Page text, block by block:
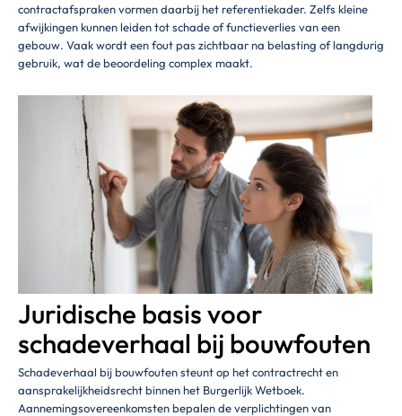
contractafspraken vormen daarbij het referentiekader. Zelfs kleine
afwijkingen kunnen leiden tot schade of functieverlies van een
gebouw. Vaak wordt een fout pas zichtbaar na belasting of langdurig
gebruik, wat de beoordeling complex maakt.
Juridische basis voor
schadeverhaal bij bouwfouten
Schadeverhaal bij bouwfouten steunt op het contractrecht en
aansprakelijkheidsrecht binnen het Burgerlijk Wetboek.
Aannemingsovereenkomsten bepalen de verplichtingen van